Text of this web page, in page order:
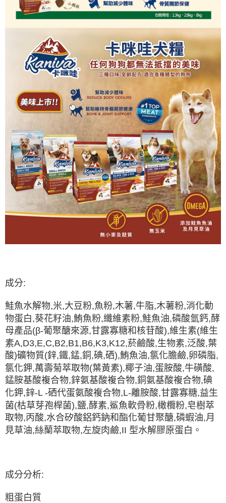
成分:
鮭魚水解物,米,大豆粉,魚粉,木薯,牛脂,木薯粉,消化動
物蛋白,葵花籽油,鮪魚粉,纖維素粉,鮭魚油,磷酸氫鈣,酵
母產品(β-葡聚醣來源,甘露寡糖和核苷酸),維生素(維生
素A,D3,E,C,B2,B1,B6,K3,K12,菸鹼酸,生物素,泛酸,葉
酸)礦物質(鋅,鐵,錳,銅,碘,硒),鮪魚油,氯化膽鹼,卵磷脂,
氯化鉀,萬壽菊萃取物(葉黃素),椰子油,蛋胺酸,牛磺酸,
錳胺基酸複合物,鋅氨基酸複合物,銅氨基酸複合物,碘
化鉀,鋅-L -硒代蛋氨酸複合物,L-離胺酸,甘露寡糖,益生
菌(枯草芽孢桿菌),鹽,酵素,鯊魚軟骨粉,橄欖粉,皂樹萃
取物,丙酸,水合矽酸鋁鈣鈉和酯化葡甘聚醣,磷蝦油,月
見草油,絲蘭萃取物,左旋肉鹼,II 型水解膠原蛋白。
成分分析:
粗蛋白質